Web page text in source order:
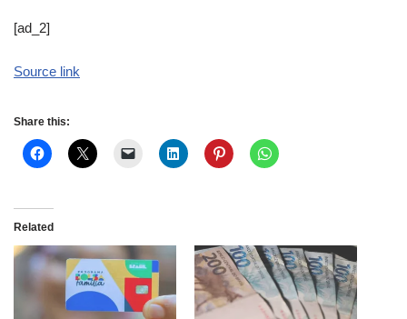
[ad_2]
Source link
Share this:
Related